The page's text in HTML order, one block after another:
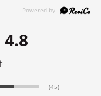
4.8
(45)